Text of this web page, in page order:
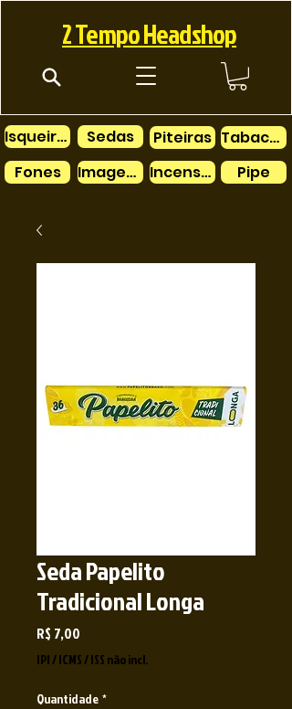
2 Tempo Headshop
Isqueiros
Fones
Sedas
Imagens
Piteiras
Tabacos
Incensos
Pipe
Seda Papelito
Tradicional Longa
R$ 7,00
IPI / ICMS / ISS não incl.
Quantidade *